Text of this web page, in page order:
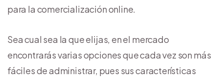
para la comercialización online.
Sea cual sea la que elijas, en el mercado
encontrarás varias opciones que cada vez son más
fáciles de administrar, pues sus características